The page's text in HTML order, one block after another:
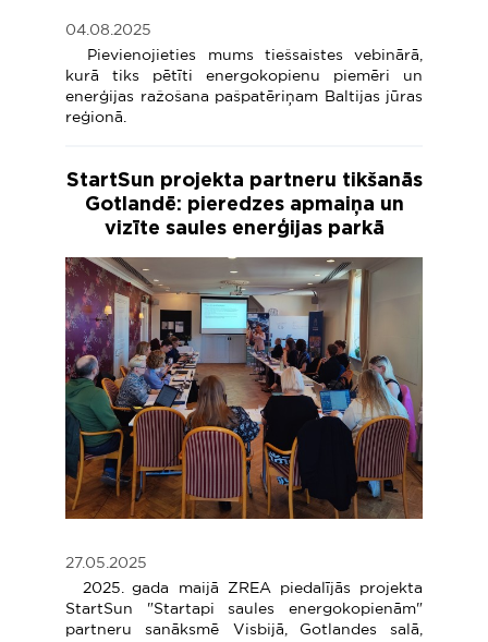
04.08.2025
Pievienojieties mums tiešsaistes vebinārā,
kurā tiks pētīti energokopienu piemēri un
enerģijas ražošana pašpatēriņam Baltijas jūras
reģionā.
StartSun projekta partneru tikšanās
Gotlandē: pieredzes apmaiņa un
vizīte saules enerģijas parkā
27.05.2025
2025. gada maijā ZREA piedalījās projekta
StartSun "Startapi saules energokopienām"
partneru sanāksmē Visbijā, Gotlandes salā,